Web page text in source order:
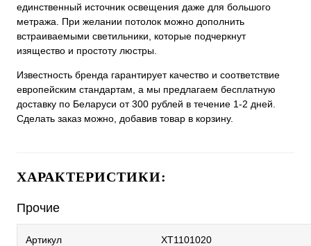
единственный источник освещения даже для большого
метража. При желании потолок можно дополнить
встраиваемыми светильники, которые подчеркнут
изящество и простоту люстры.
Известность бренда гарантирует качество и соответствие
европейским стандартам, а мы предлагаем бесплатную
доставку по Беларуси от 300 рублей в течение 1-2 дней.
Сделать заказ можно, добавив товар в корзину.
ХАРАКТЕРИСТИКИ:
Прочие
Артикул XT1101020